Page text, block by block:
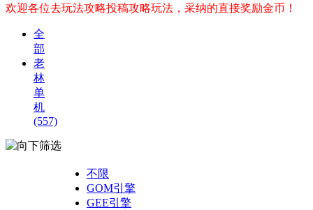
欢迎各位去玩法攻略投稿攻略玩法，采纳的直接奖励金币！
全
部
老
林
单
机
(557)
筛选
不限
GOM引擎
GEE引擎